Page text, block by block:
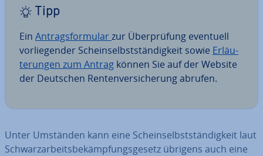
Tipp
Ein An­trags­for­mu­larzur Über­prü­fung eventuell
vor­lie­gen­der Schein­selbst­stän­dig­keit sowie Er­läu­
te­run­gen zum Antrag können Sie auf der Website
der Deutschen Ren­ten­ver­si­che­rung abrufen.
Unter Umständen kann eine Schein­selbst­stän­dig­keit laut
Schwarz­ar­beits­be­kämp­fungs­ge­setz übrigens auch eine